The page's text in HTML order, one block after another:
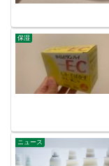
保湿
ニュース